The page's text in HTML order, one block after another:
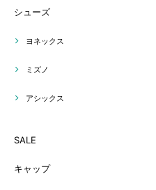
シューズ
ヨネックス
ミズノ
アシックス
SALE
キャップ